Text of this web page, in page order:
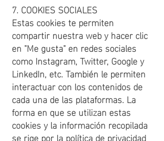
7. COOKIES SOCIALES
Estas cookies te permiten
compartir nuestra web y hacer clic
en "Me gusta" en redes sociales
como Instagram, Twitter, Google y
LinkedIn, etc. También le permiten
interactuar con los contenidos de
cada una de las plataformas. La
forma en que se utilizan estas
cookies y la información recopilada
se rige por la política de privacidad